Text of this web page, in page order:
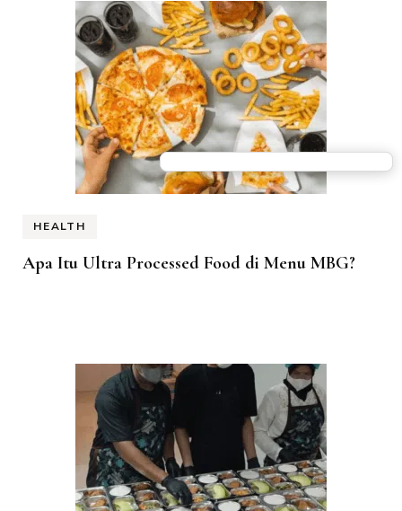
HEALTH
Apa Itu Ultra Processed Food di Menu MBG?